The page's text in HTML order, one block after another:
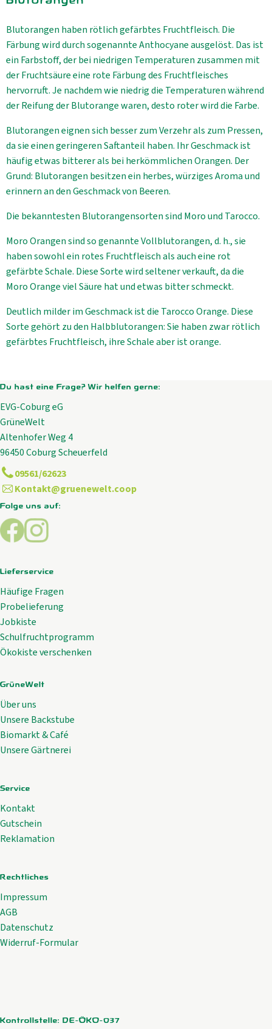
Blutorangen haben rötlich gefärbtes Fruchtfleisch. Die
Färbung wird durch sogenannte Anthocyane ausgelöst. Das ist
ein Farbstoff, der bei niedrigen Temperaturen zusammen mit
der Fruchtsäure eine rote Färbung des Fruchtfleisches
hervorruft. Je nachdem wie niedrig die Temperaturen während
der Reifung der Blutorange waren, desto roter wird die Farbe.
Blutorangen eignen sich besser zum Verzehr als zum Pressen,
da sie einen geringeren Saftanteil haben. Ihr Geschmack ist
häufig etwas bitterer als bei herkömmlichen Orangen. Der
Grund: Blutorangen besitzen ein herbes, würziges Aroma und
erinnern an den Geschmack von Beeren.
Die bekanntesten Blutorangensorten sind Moro und Tarocco.
Moro Orangen sind so genannte Vollblutorangen, d. h., sie
haben sowohl ein rotes Fruchtfleisch als auch eine rot
gefärbte Schale. Diese Sorte wird seltener verkauft, da die
Moro Orange viel Säure hat und etwas bitter schmeckt.
Deutlich milder im Geschmack ist die Tarocco Orange. Diese
Sorte gehört zu den Halbblutorangen: Sie haben zwar rötlich
gefärbtes Fruchtfleisch, ihre Schale aber ist orange.
Du hast eine Frage? Wir helfen gerne:
EVG-Coburg eG
GrüneWelt
Altenhofer Weg 4
96450 Coburg Scheuerfeld
09561/62623
Kontakt@gruenewelt.coop
Folge uns auf:
Externer Link zu https://www.facebook.com/
Externer Link zu https://www.instagram.com/
Lieferservice
Häufige Fragen
Probelieferung
Jobkiste
Schulfruchtprogramm
Ökokiste verschenken
GrüneWelt
Über uns
Unsere Backstube
Biomarkt & Café
Unsere Gärtnerei
Service
Kontakt
Gutschein
Reklamation
Rechtliches
Impressum
AGB
Datenschutz
Widerruf-Formular
Kontrollstelle: DE-ÖKO-037